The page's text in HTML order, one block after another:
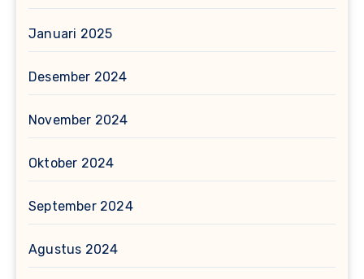
Januari 2025
Desember 2024
November 2024
Oktober 2024
September 2024
Agustus 2024